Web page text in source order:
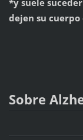
*y suele
dejen su
Sobre